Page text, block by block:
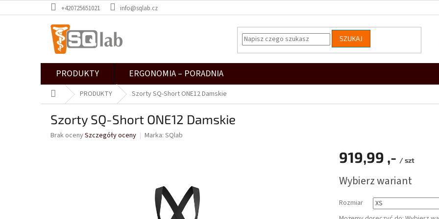
do
+420725651021 info@sqlab.cz
SZUKAJ
PRODUKTY ERGONOMIA – PORADNIA
Home PRODUKTY Szorty SQ-Short ONE12 Damskie
Szorty SQ-Short ONE12 Damskie
Średnia
Brak ocenySzczegóły oceny Marka: SQlab
919,99 ,- / szt
jednostkowa:
Wybierz wariant
Rozmiar